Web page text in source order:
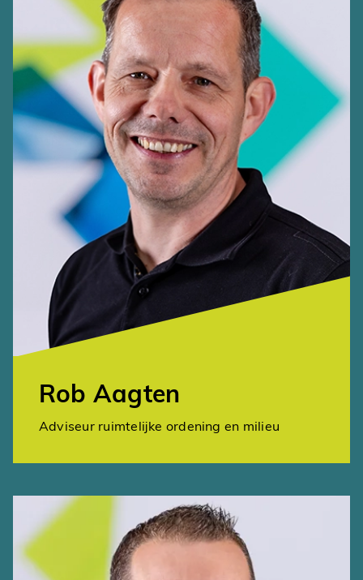
Rob Aagten
Adviseur ruimtelijke ordening en milieu